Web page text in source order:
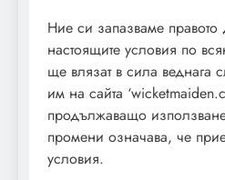
Ние си запазваме
настоящите условия по
ще влязат в сила веднага
им на сайта
продължаващо
промени означава, че
условия.